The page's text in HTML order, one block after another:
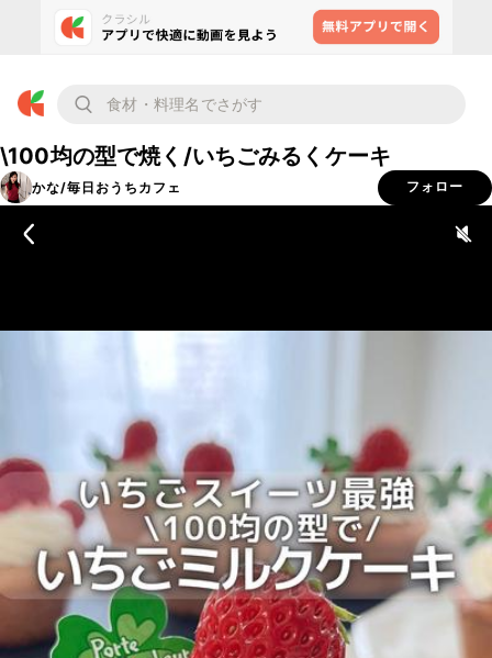
\100均の型で焼く/いちごみるくケーキ
かな/毎日おうちカフェ フォロー